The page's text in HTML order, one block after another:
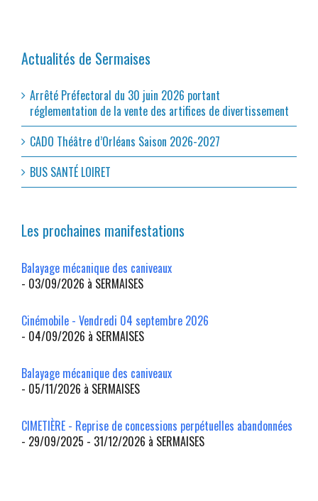
Actualités de Sermaises
Arrêté Préfectoral du 30 juin 2026 portant
réglementation de la vente des artifices de divertissement
CADO Théâtre d’Orléans Saison 2026-2027
BUS SANTÉ LOIRET
Les prochaines manifestations
Balayage mécanique des caniveaux
- 03/09/2026 à SERMAISES
Cinémobile - Vendredi 04 septembre 2026
- 04/09/2026 à SERMAISES
Balayage mécanique des caniveaux
- 05/11/2026 à SERMAISES
CIMETIÈRE - Reprise de concessions perpétuelles abandonnées
- 29/09/2025 - 31/12/2026 à SERMAISES